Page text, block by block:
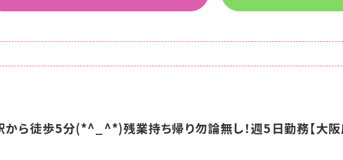
から徒歩5分(*^_^*)残業持ち帰り勿論無し！週5日勤務【大阪